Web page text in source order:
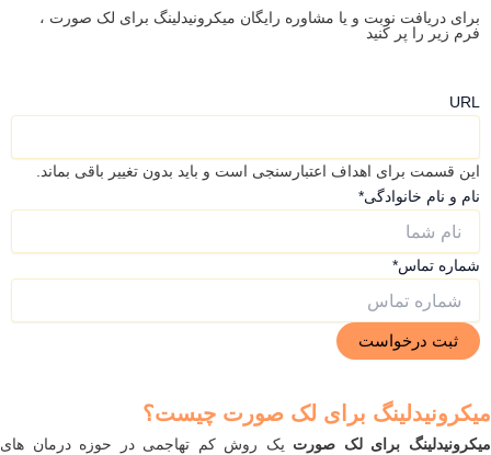
برای دریافت نوبت و یا مشاوره رایگان میکرونیدلینگ برای لک صورت ،
فرم زیر را پر کنید
URL
این قسمت برای اهداف اعتبارسنجی است و باید بدون تغییر باقی بماند.
نام و نام خانوادگی*
شماره تماس*
میکرونیدلینگ برای لک صورت چیست؟
میکرونیدلینگ برای لک صورت یک روش کم تهاجمی در حوزه درمان های